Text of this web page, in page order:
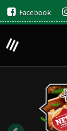
Facebook